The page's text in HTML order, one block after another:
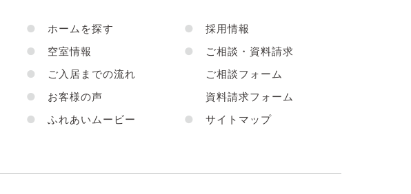
●
ホームを探す
●
空室情報
●
ご入居までの流れ
●
お客様の声
●
ふれあいムービー
●
採用情報
●
ご相談・資料請求
ご相談フォーム
資料請求フォーム
●
サイトマップ